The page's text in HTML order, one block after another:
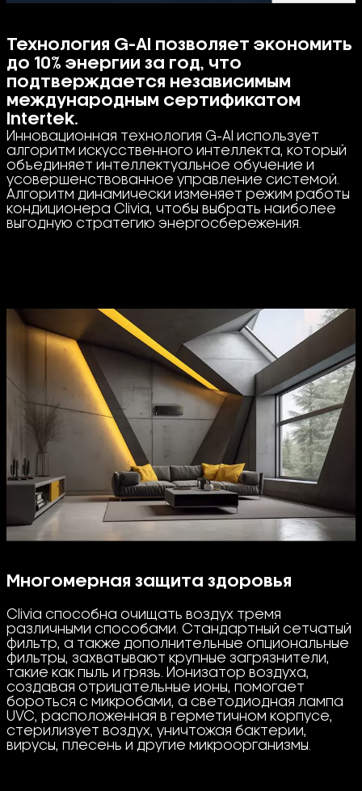
Технология G-AI позволяет экономить
до 10% энергии за год, что
подтверждается независимым
международным сертификатом
Intertek.
Инновационная технология G-AI использует
алгоритм искусственного интеллекта, который
объединяет интеллектуальное обучение и
усовершенствованное управление системой.
Алгоритм динамически изменяет режим работы
кондиционера Clivia, чтобы выбрать наиболее
выгодную стратегию энергосбережения.
Многомерная защита здоровья
Clivia способна очищать воздух тремя
различными способами. Стандартный сетчатый
фильтр, а также дополнительные опциональные
фильтры, захватывают крупные загрязнители,
такие как пыль и грязь. Ионизатор воздуха,
создавая отрицательные ионы, помогает
бороться с микробами, а светодиодная лампа
UVC, расположенная в герметичном корпусе,
стерилизует воздух, уничтожая бактерии,
вирусы, плесень и другие микроорганизмы.